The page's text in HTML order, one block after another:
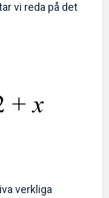
vi reda på det
verkliga